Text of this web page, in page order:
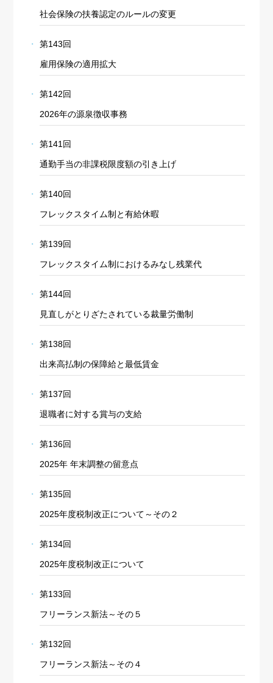
社会保険の扶養認定のルールの変更
第143回
雇用保険の適用拡大
第142回
2026年の源泉徴収事務
第141回
通勤手当の非課税限度額の引き上げ
第140回
フレックスタイム制と有給休暇
第139回
フレックスタイム制におけるみなし残業代
第144回
見直しがとりざたされている裁量労働制
第138回
出来高払制の保障給と最低賃金
第137回
退職者に対する賞与の支給
第136回
2025年 年末調整の留意点
第135回
2025年度税制改正について～その２
第134回
2025年度税制改正について
第133回
フリーランス新法～その５
第132回
フリーランス新法～その４